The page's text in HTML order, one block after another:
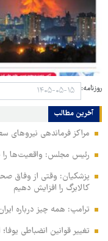
روزنامه:
آخرین مطالب
مراکز فرماندهی
رئیس مجلس: واقعیت‌ها را
پزشکیان: وقتی از وفاق
کالابرگ را افزایش دهیم
ترامپ: همه چیز درباره
تغییر قوانین انضباطی